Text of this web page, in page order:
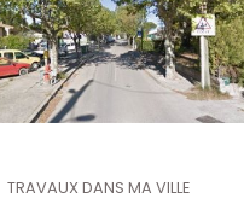
TRAVAUX DANS MA VILLE